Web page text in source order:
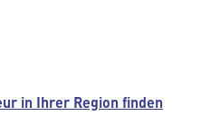
in Ihrer Region finden